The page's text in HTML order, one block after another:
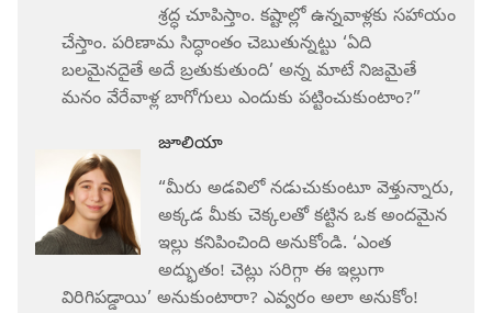
శ్రద్ధ చూపిస్తాం. కష్టాల్లో ఉన్నవాళ్లకు సహాయం
చేస్తాం. పరిణామ సిద్ధాంతం చెబుతున్నట్టు ‘ఏది
బలమైనదైతే అదే బ్రతుకుతుంది’ అన్న మాటే నిజమైతే
మనం వేరేవాళ్ల బాగోగులు ఎందుకు పట్టించుకుంటాం?”
జూలియా
“మీరు అడవిలో నడుచుకుంటూ వెళ్తున్నారు,
అక్కడ మీకు చెక్కలతో కట్టిన ఒక అందమైన
ఇల్లు కనిపించింది అనుకోండి. ‘ఎంత
అద్భుతం! చెట్లు సరిగ్గా ఈ ఇల్లుగా
విరిగిపడ్డాయి’ అనుకుంటారా? ఎవ్వరం అలా అనుకోం!